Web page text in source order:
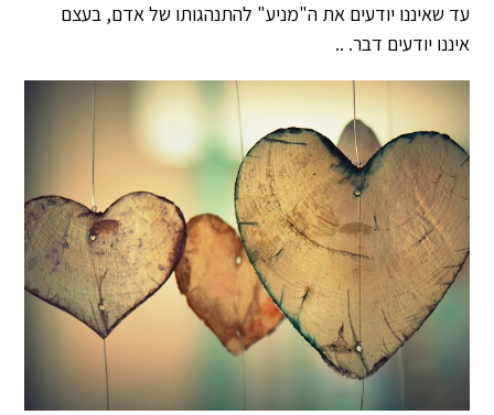
עד שאיננו יודעים את ה"מניע" להתנהגותו של אדם, בעצם
איננו יודעים דבר. ..